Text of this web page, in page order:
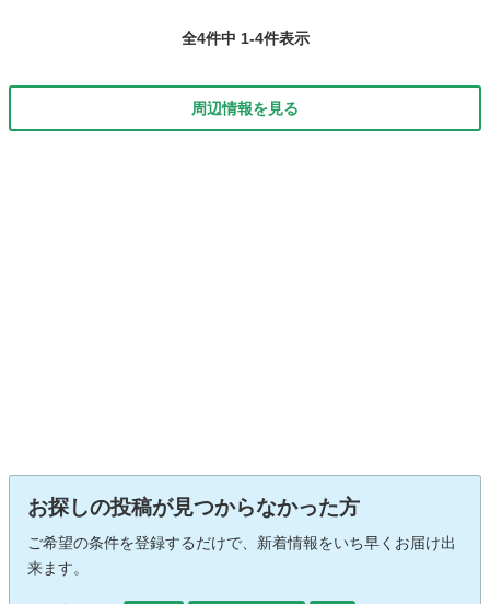
全4件中 1-4件表示
周辺情報を見る
お探しの投稿が見つからなかった方
ご希望の条件を登録するだけで、新着情報をいち早くお届け出
来ます。